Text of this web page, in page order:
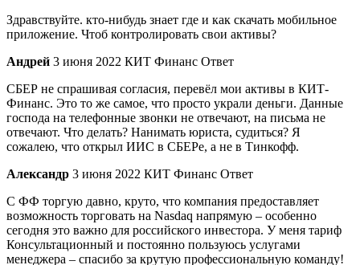
Здравствуйте. кто-нибудь знает где и как скачать мобильное
приложение. Чтоб контролировать свои активы?
Андрей 3 июня 2022 КИТ Финанс Ответ
СБЕР не спрашивая согласия, перевёл мои активы в КИТ-
Финанс. Это то же самое, что просто украли деньги. Данные
господа на телефонные звонки не отвечают, на письма не
отвечают. Что делать? Нанимать юриста, судиться? Я
сожалею, что открыл ИИС в СБЕРе, а не в Тинкофф.
Александр 3 июня 2022 КИТ Финанс Ответ
С ФФ торгую давно, круто, что компания предоставляет
возможность торговать на Nasdaq напрямую – особенно
сегодня это важно для российского инвестора. У меня тариф
Консультационный и постоянно пользуюсь услугами
менеджера – спасибо за крутую профессиональную команду!